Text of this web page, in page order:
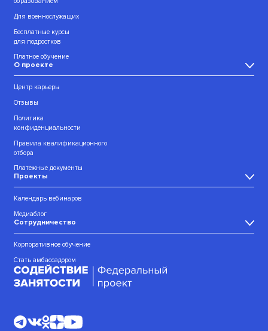
Для военнослужащих
Бесплатные курсы
для подростков
Платное обучение
О проекте
Центр карьеры
Отзывы
Политика
конфиденциальности
Правила квалификационного
отбора
Платежные документы
Проекты
Календарь вебинаров
Медиаблог
Сотрудничество
Корпоративное обучение
Стать амбассадором